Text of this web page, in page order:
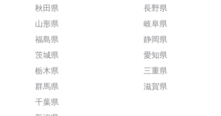
秋田県
山形県
福島県
茨城県
栃木県
群馬県
千葉県
長野県
岐阜県
静岡県
愛知県
三重県
滋賀県